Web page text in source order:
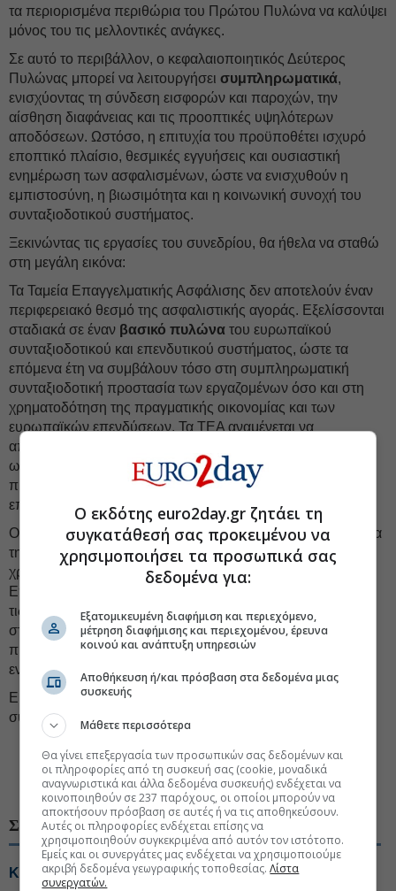
τα περιορισμένα περιθώρια του Πρώτου Πυλώνα να καλύψει
μόνος του τις μελλοντικές ανάγκες.
Σε αυτό το περιβάλλον, ο κεφαλαιοποιητικός Δεύτερος
Πυλώνας μπορεί να λειτουργήσει συμπληρωματικά,
ενισχύοντας τη σύνδεση εισφορών και παροχών, την
αίσθηση διαφάνειας και τις προοπτικές υψηλότερων
αποδόσεων. Ωστόσο, η επιτυχία του προϋποθέτει ισχυρό
εποπτικό πλαίσιο, θεσμικές εγγυήσεις και ουσιαστική
ενημέρωση των ασφαλισμένων, ώστε να ενισχυθούν η
εμπιστοσύνη, η βιωσιμότητα και η κοινωνική συνοχή του
συνταξιοδοτικού συστήματος.
Ξεκινώντας τις εργασίες του συνεδρίου, θα ήθελα να σταθώ
στη μεγάλη εικόνα:
Τα Ταμεία Επαγγελματικής Ασφάλισης δεν αποτελούν έναν
περιφερειακό θεσμό της ασφαλιστικής αγοράς. Εξελίσσονται
σταδιακά σε έναν βασικό πυλώνα του ευρωπαϊκού
συνταξιοδοτικού και επενδυτικού συστήματος, ώστε τα
επόμενα έτη να συμβάλουν τόσο στη συμπληρωματική
συνταξιοδοτική προστασία των εργαζομένων όσο και στη
χρηματοδότηση της πραγματικής οικονομίας και των
ευρωπαϊκών επενδύσεων. Τα ΤΕΑ αναμένεται να
αποκτήσουν πολύ μεγαλύτερο ρόλο τα επόμενα έτη, τόσο
ως συνταξιοδοτικός θεσμός όσο και ως επενδυτικός
πυλώνας τόσο εντός συνόρων όσο και σε ευρωπαϊκό
επίπεδο.
Ολοκληρώνοντας, θα ήθελα να υπογραμμίσω ότι η Τράπεζα
της Ελλάδος, πέραν της διασφάλισης της
χρηματοοικονομικής εποπτείας των Ταμείων
Επαγγελματικής Ασφάλισης και της συμμόρφωσής τους με
τις απαιτήσεις διαφάνειας προς τα μέλη τους, θα συνεχίσει,
στο πλαίσιο του εποπτικού της ρόλου, να στηρίζει κάθε
πρωτοβουλία που συμβάλλει στη βελτίωση και περαιτέρω
ενίσχυση του Δεύτερου Πυλώνα Ασφάλισης.
Εύχομαι από καρδιάς κάθε επιτυχία στις εργασίες του
συνεδρίου σας!
#Γιάννης Στουρνάρας #Επαγγελματική ασφάλιση
#Ασφάλιση Ζωής
ΣΧΕΤΙΚΑ ΘΕΜΑΤΑ
Κόλλιας: Η πρόταση για την επαγγελματική ασφάλιση
Ο εκδότης euro2day.gr ζητάει τη
συγκατάθεσή σας προκειμένου να
χρησιμοποιήσει τα προσωπικά σας
δεδομένα για:
Εξατομικευμένη διαφήμιση και περιεχόμενο,
μέτρηση διαφήμισης και περιεχομένου, έρευνα
κοινού και ανάπτυξη υπηρεσιών
Αποθήκευση ή/και πρόσβαση στα δεδομένα μιας
συσκευής
Μάθετε περισσότερα
Θα γίνει επεξεργασία των προσωπικών σας δεδομένων και
οι πληροφορίες από τη συσκευή σας (cookie, μοναδικά
αναγνωριστικά και άλλα δεδομένα συσκευής) ενδέχεται να
κοινοποιηθούν σε 237 παρόχους, οι οποίοι μπορούν να
αποκτήσουν πρόσβαση σε αυτές ή να τις αποθηκεύσουν.
Αυτές οι πληροφορίες ενδέχεται επίσης να
χρησιμοποιηθούν συγκεκριμένα από αυτόν τον ιστότοπο.
Εμείς και οι συνεργάτες μας ενδέχεται να χρησιμοποιούμε
ακριβή δεδομένα γεωγραφικής τοποθεσίας.Λίστα
συνεργατών.